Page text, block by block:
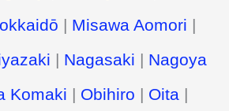
| Misawa Aomori |
| Nagasaki | Nagoya
Komaki | Obihiro | Oita |